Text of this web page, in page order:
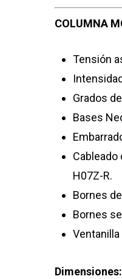
COLUMNA
Tensión
Grados
Bases
H07Z-R.
Bornes
Bornes
Dimensiones: